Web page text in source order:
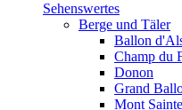
Sehenswertes
Berge und Täler
Ballon
Champ du
Donon
Grand
Mont